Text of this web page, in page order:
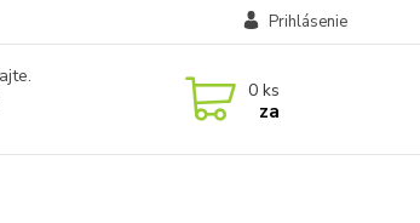
Prihlásenie
0 ks
za